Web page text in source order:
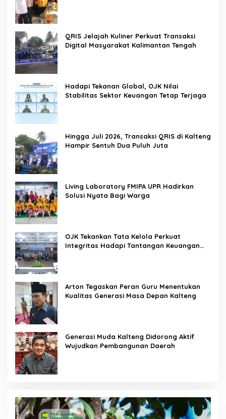
QRIS Jelajah Kuliner Perkuat Transaksi
Digital Masyarakat Kalimantan Tengah
Hadapi Tekanan Global, OJK Nilai
Stabilitas Sektor Keuangan Tetap Terjaga
Hingga Juli 2026, Transaksi QRIS di Kalteng
Hampir Sentuh Dua Puluh Juta
Living Laboratory FMIPA UPR Hadirkan
Solusi Nyata Bagi Warga
OJK Tekankan Tata Kelola Perkuat
Integritas Hadapi Tantangan Keuangan
Arton Tegaskan Peran Guru Menentukan
Kualitas Generasi Masa Depan Kalteng
Generasi Muda Kalteng Didorong Aktif
Wujudkan Pembangunan Daerah